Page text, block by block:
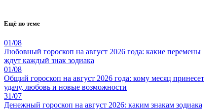
Ещё по теме
01/08
Любовный гороскоп на август 2026 года: какие перемены
ждут каждый знак зодиака
01/08
Общий гороскоп на август 2026 года: кому месяц принесет
удачу, любовь и новые возможности
31/07
Денежный гороскоп на август 2026: каким знакам зодиака